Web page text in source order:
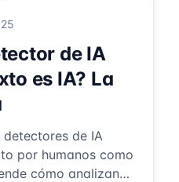
de IA
es IA? La
de IA
por humanos como
cómo analizan